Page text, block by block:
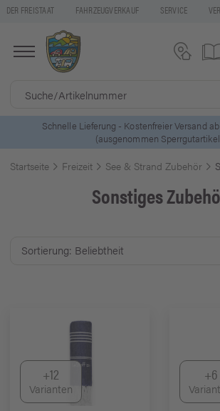
DER FREISTAAT FAHRZEUGVERKAUF SERVICE
5 Euro Gutschein* beiNewsletter-
Startseite Freizeit See & Strand Zubehör
Sonstiges
+12
Varianten
+6